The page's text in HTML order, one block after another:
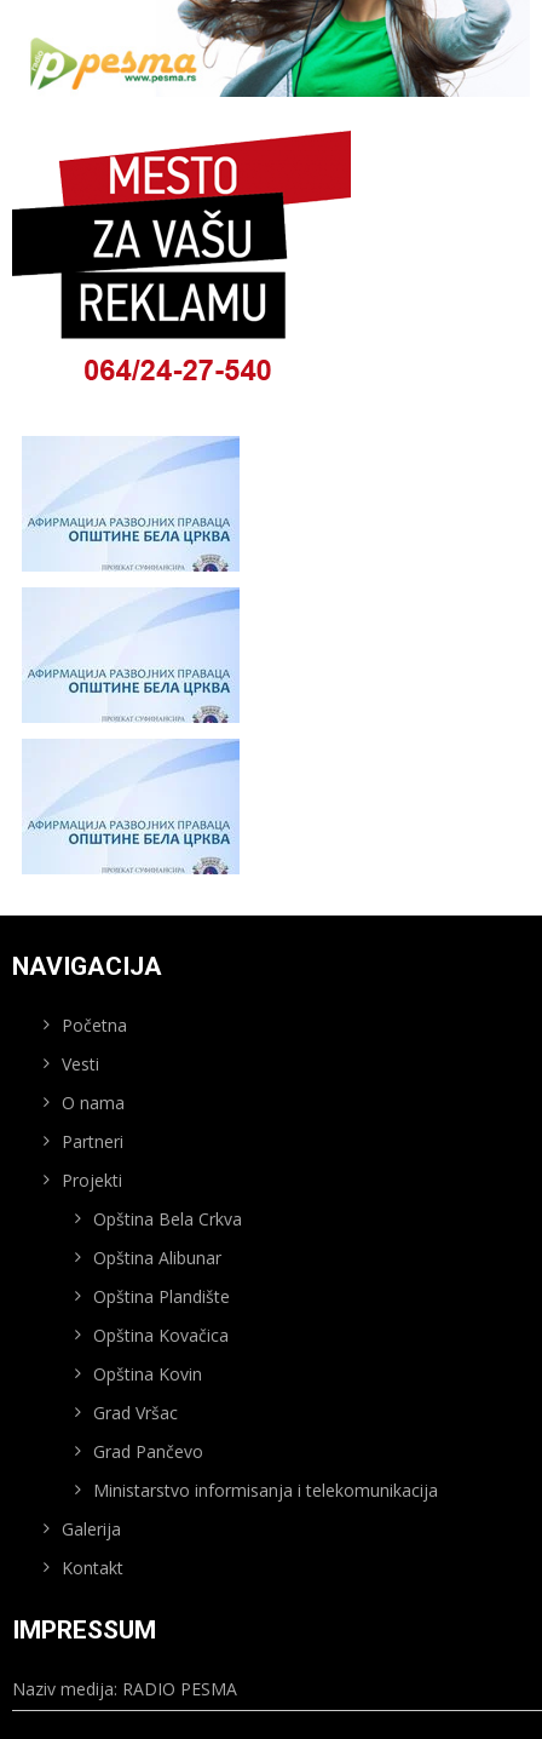
NAVIGACIJA
Početna
Vesti
O nama
Partneri
Projekti
Opština Bela Crkva
Opština Alibunar
Opština Plandište
Opština Kovačica
Opština Kovin
Grad Vršac
Grad Pančevo
Ministarstvo informisanja i telekomunikacija
Galerija
Kontakt
IMPRESSUM
Naziv medija: RADIO PESMA